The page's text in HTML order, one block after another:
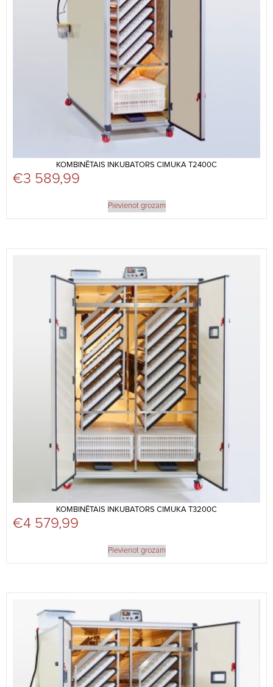
KOMBINĒTAIS INKUBATORS CIMUKA T2400C
€3 589,99
Pievienot grozam
KOMBINĒTAIS INKUBATORS CIMUKA T3200C
€4 579,99
Pievienot grozam